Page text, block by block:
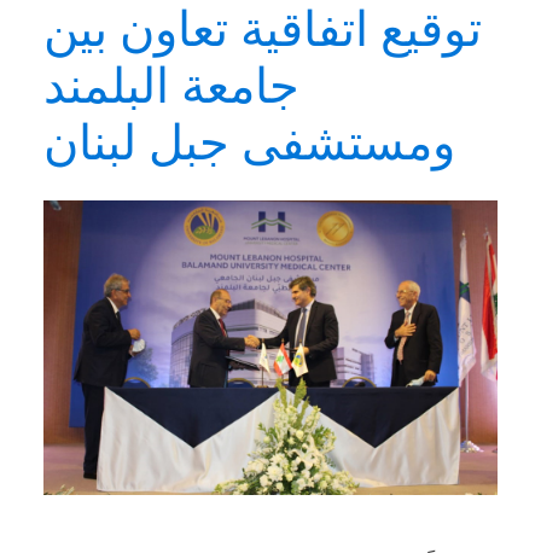
توقيع اتفاقية تعاون بين
جامعة البلمند
ومستشفى جبل لبنان